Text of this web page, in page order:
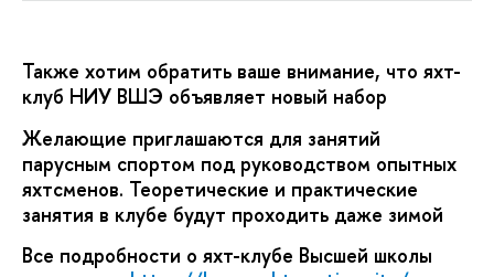
Также хотим обратить ваше внимание, что яхт-
клуб НИУ ВШЭ объявляет новый набор
Желающие приглашаются для занятий
парусным спортом под руководством опытных
яхтсменов. Теоретические и практические
занятия в клубе будут проходить даже зимой
Все подробности о яхт-клубе Высшей школы